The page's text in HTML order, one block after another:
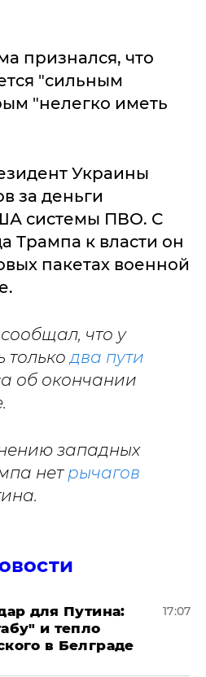
признался, что
"сильным
"нелегко иметь
Украины
за деньги
системы ПВО. С
Трампа к власти он
пакетах военной
сообщал, что у
толькодва пути
об окончании
западных
нет рычагов
для Путина:
и тепло
в Белграде
17:07